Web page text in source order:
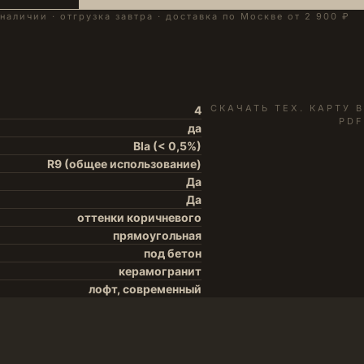
· отгрузка завтра · доставка по Москве от 2 900 ₽
4
да
BIa (< 0,5%)
R9 (общее использование)
Да
Да
оттенки коричневого
прямоугольная
под бетон
керамогранит
лофт, современный
СКАЧАТЬ ТЕХ. КАРТУ В
PDF